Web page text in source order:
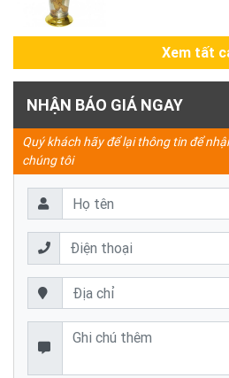
Xem tất
NHẬN BÁO GIÁ NGAY
Quý khách hãy để lại thông tin để
chúng tôi